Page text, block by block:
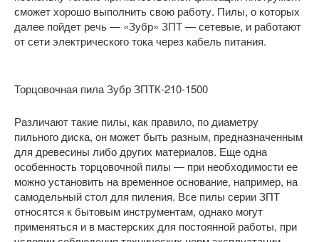
сможет хорошо выполнить свою работу. Пилы, о которых
далее пойдет речь — «Зубр» ЗПТ — сетевые, и работают
от сети электрического тока через кабель питания.
Торцовочная пила Зубр ЗПТК-210-1500
Различают такие пилы, как правило, по диаметру
пильного диска, он может быть разным, предназначенным
для древесины либо других материалов. Еще одна
особенность торцовочной пилы — при необходимости ее
можно установить на временное основание, например, на
самодельный стол для пиления. Все пилы серии ЗПТ
относятся к бытовым инструментам, однако могут
применяться и в мастерских для постоянной работы, при